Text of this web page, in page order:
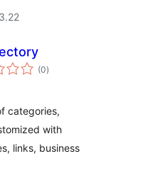
(0celkové
hodnocení
)
categories,
with
links, business